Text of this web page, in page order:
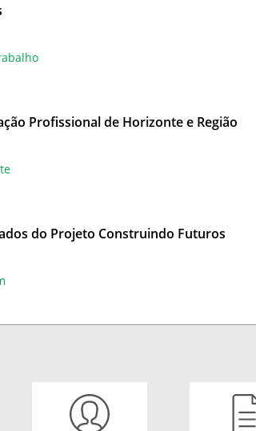
Profissional de Horizonte e Região
do Projeto Construindo Futuros